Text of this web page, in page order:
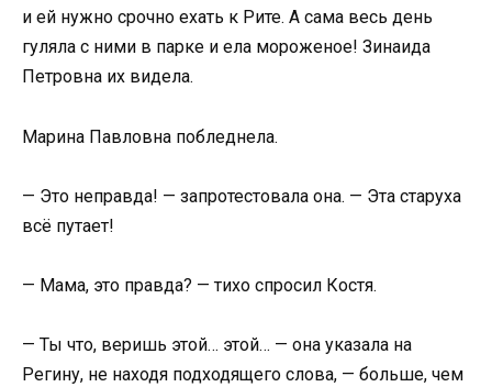
и ей нужно срочно ехать к Рите. А сама весь день
гуляла с ними в парке и ела мороженое! Зинаида
Петровна их видела.
Марина Павловна побледнела.
— Это неправда! — запротестовала она. — Эта старуха
всё путает!
— Мама, это правда? — тихо спросил Костя.
— Ты что, веришь этой… этой… — она указала на
Регину, не находя подходящего слова, — больше, чем